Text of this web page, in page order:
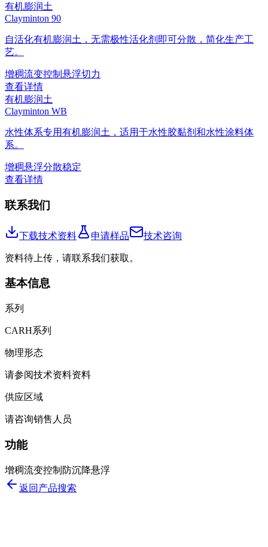
有机膨润土
Clayminton 90
自活化有机膨润土，无需极性活化剂即可分散，简化生产工
艺。
增稠流变控制 悬浮切力
查看详情
有机膨润土
Clayminton WB
水性体系专用有机膨润土，适用于水性胶黏剂和水性涂料体
系。
增稠悬浮分散稳定
查看详情
联系我们
下载技术资料 申请样品 技术咨询
资料待上传，请联系我们获取。
基本信息
系列
CARH系列
物理形态
请参阅技术资料资料
供应区域
请咨询销售人员
功能
增稠流变控制 防沉降悬浮
返回产品搜索